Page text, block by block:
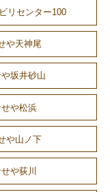
リセンター100
や天神尾
坂井砂山
や松浜
や山ノ下
や荻川